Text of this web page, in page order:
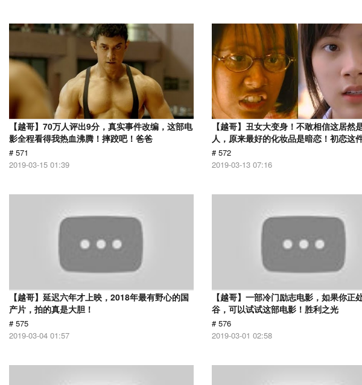
【越哥】70万人评出9分，真实事件改编，这部电
影全程看得我热血沸腾！摔跤吧！爸爸
# 571
2019-03-15 01:39
【越哥】丑女大变身！不敢相信这居然
人，原来最好的化妆品是暗恋！初恋这
# 572
2019-03-13 07:16
【越哥】延迟六年才上映，2018年最有野心的国
产片，拍的真是大胆！
# 575
2019-03-04 01:57
【越哥】一部冷门励志电影，如果你正
谷，可以试试这部电影！胜利之光
# 576
2019-03-01 02:58